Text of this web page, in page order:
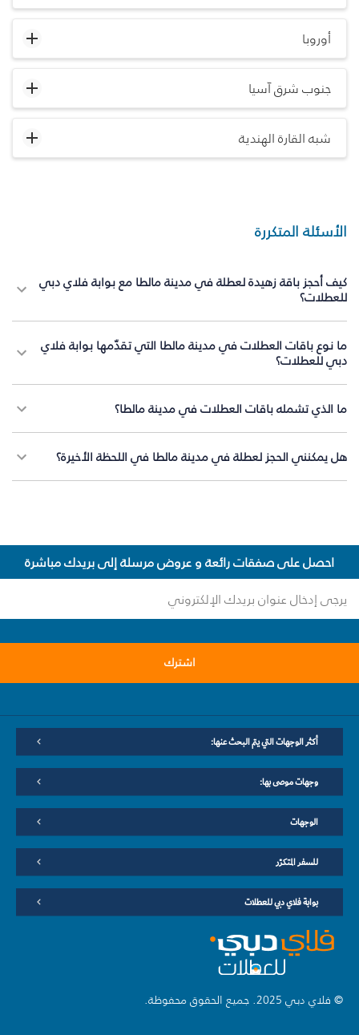
أوروبا
جنوب شرق آسيا
شبه القارة الهندية
الأسئلة المتكررة
كيف أحجز باقة زهيدة لعطلة في مدينة مالطا مع بوابة فلاي دبي
للعطلات؟
ما نوع باقات العطلات في مدينة مالطا التي تقدّمها بوابة فلاي
دبي للعطلات؟
ما الذي تشمله باقات العطلات في مدينة مالطا؟
هل يمكنني الحجز لعطلة في مدينة مالطا في اللحظة الأخيرة؟
احصل على صفقات رائعة و عروض مرسلة إلى بريدك مباشرة
اشترك
أكثر الوجهات التي يتم البحث عنها:
وجهات موصى بها:
الوجهات
للسفر المتكرّر
بوابة فلاي دبي للعطلات
© فلاي دبي 2025. جميع الحقوق محفوظة.